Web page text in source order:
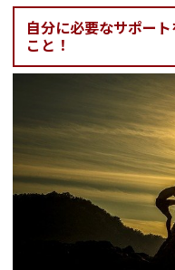
自分に必要なサポー
こと！